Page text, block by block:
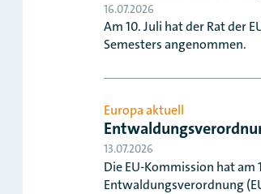
16.07.2026
Am 10. Juli hat der Rat der
Semesters angenommen.
Europa aktuell
13.07.2026
Die EU-Kommission hat
Entwaldungsverordnung